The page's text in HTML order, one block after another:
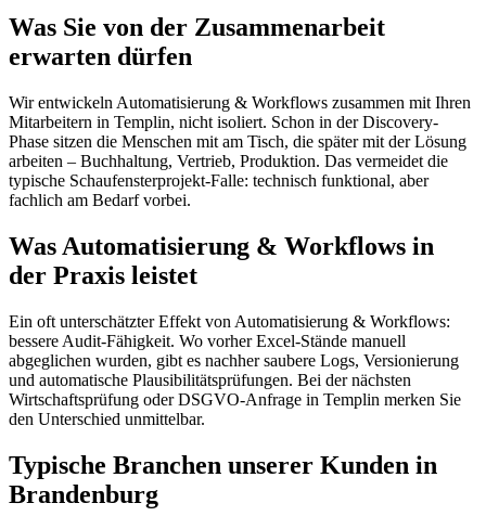
Was Sie von der Zusammenarbeit
erwarten dürfen
Wir entwickeln Automatisierung & Workflows zusammen mit Ihren
Mitarbeitern in Templin, nicht isoliert. Schon in der Discovery-
Phase sitzen die Menschen mit am Tisch, die später mit der Lösung
arbeiten – Buchhaltung, Vertrieb, Produktion. Das vermeidet die
typische Schaufensterprojekt-Falle: technisch funktional, aber
fachlich am Bedarf vorbei.
Was Automatisierung & Workflows in
der Praxis leistet
Ein oft unterschätzter Effekt von Automatisierung & Workflows:
bessere Audit-Fähigkeit. Wo vorher Excel-Stände manuell
abgeglichen wurden, gibt es nachher saubere Logs, Versionierung
und automatische Plausibilitätsprüfungen. Bei der nächsten
Wirtschaftsprüfung oder DSGVO-Anfrage in Templin merken Sie
den Unterschied unmittelbar.
Typische Branchen unserer Kunden in
Brandenburg